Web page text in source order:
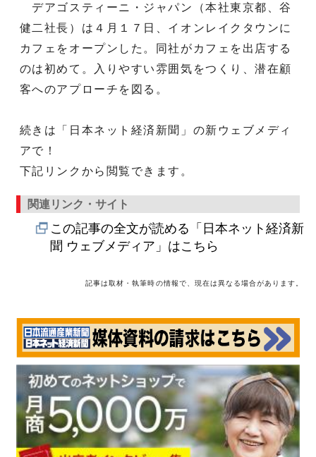
デアゴスティーニ・ジャパン（本社東京都、谷
健二社長）は４月１７日、イオンレイクタウンに
カフェをオープンした。同社がカフェを出店する
のは初めて。入りやすい雰囲気をつくり、潜在顧
客へのアプローチを図る。
続きは「日本ネット経済新聞」の新ウェブメディ
アで！
下記リンクから閲覧できます。
関連リンク・サイト
この記事の全文が読める「日本ネット経済新
聞 ウェブメディア」はこちら
記事は取材・執筆時の情報で、現在は異なる場合があります。